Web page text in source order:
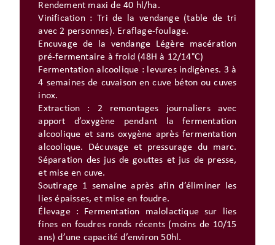
Rendement maxi de 40 hl/ha.
Vinification : Tri de la vendange (table de tri
avec 2 personnes). Eraflage-foulage.
Encuvage de la vendange Légère macération
pré-fermentaire à froid (48H à 12/14°C)
Fermentation alcoolique : levures indigènes. 3 à
4 semaines de cuvaison en cuve béton ou cuves
inox.
Extraction : 2 remontages journaliers avec
apport d’oxygène pendant la fermentation
alcoolique et sans oxygène après fermentation
alcoolique. Décuvage et pressurage du marc.
Séparation des jus de gouttes et jus de presse,
et mise en cuve.
Soutirage 1 semaine après afin d’éliminer les
lies épaisses, et mise en foudre.
Élevage : Fermentation malolactique sur lies
fines en foudres ronds récents (moins de 10/15
ans) d’une capacité d’environ 50hl.